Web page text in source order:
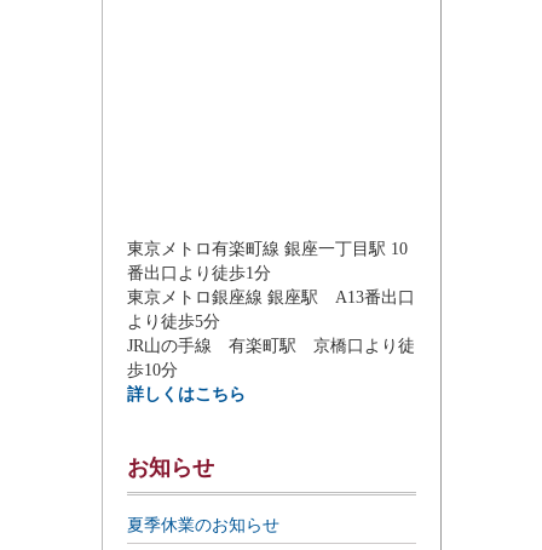
東京メトロ有楽町線 銀座一丁目駅 10
番出口より徒歩1分
東京メトロ銀座線 銀座駅 A13番出口
より徒歩5分
JR山の手線 有楽町駅 京橋口より徒
歩10分
詳しくはこちら
お知らせ
夏季休業のお知らせ